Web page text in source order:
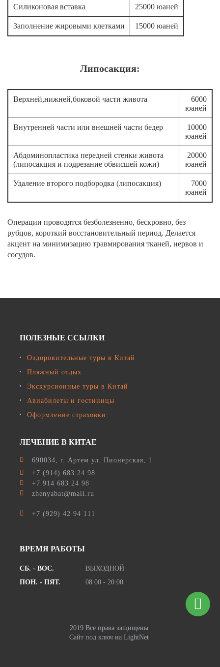
Силиконовая вставка 25000 юаней
Заполнение жировыми клетками 15000 юаней
Липосакция:
Верхней,нижней,боковой части живота
6000
юаней
Внутренней части или внешней части бедер
10000
юаней
Абдоминопластика передней стенки живота
(липосакция и подрезание обвисшей кожи)
20000
юаней
Удаление второго подбородка (липосакция)
7000
юаней
Операции проводятся безболезненно, бескровно, без
рубцов, короткий восстановительный период. Делается
акцент на минимизацию травмирования тканей, нервов и
сосудов.
ПОЛЕЗНЫЕ ССЫЛКИ
Оздоровительные туры в Китай
Пляжный отдых
Экскурсионные туры в Китай
Авиабилеты и гостиницы
Оформление страховки
ЛЕЧЕНИЕ В КИТАЕ
690034, г. Артем ул. Пионерская, 1
+7 (914) 683 24 98
+7 914 683 24 98
zhenyabat@mail.ru
+7 (929) 42 94 111
ВРЕМЯ РАБОТЫ
СБ. - ВОС.
ВЫХОДНОЙ
ПОН. - ПЯТ.
08:00 - 20:00
2019 Все права защищены
Сайт под ключ на LightNet